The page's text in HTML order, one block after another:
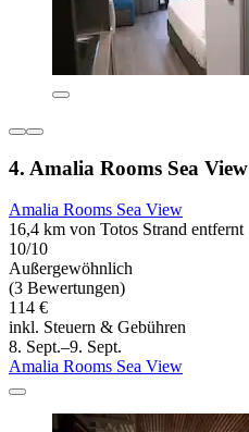
4. Amalia Rooms Sea View
Amalia Rooms Sea View
16,4 km von Totos Strand entfernt
10/10
Außergewöhnlich
(3 Bewertungen)
114 €
inkl. Steuern & Gebühren
8. Sept.–9. Sept.
Amalia Rooms Sea View